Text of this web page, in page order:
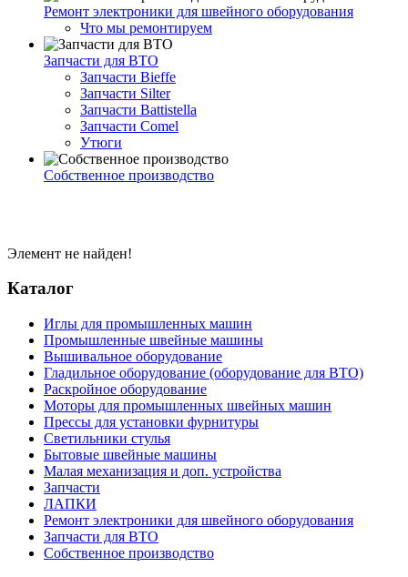
Ремонт электроники для швейного оборудования
Что мы ремонтируем
Запчасти для ВТО
Запчасти Bieffe
Запчасти Silter
Запчасти Battistella
Запчасти Comel
Утюги
Собственное производство
Элемент не найден!
Каталог
Иглы для промышленных машин
Промышленные швейные машины
Вышивальное оборудование
Гладильное оборудование (оборудование для ВТО)
Раскройное оборудование
Моторы для промышленных швейных машин
Прессы для установки фурнитуры
Светильники стулья
Бытовые швейные машины
Малая механизация и доп. устройства
Запчасти
ЛАПКИ
Ремонт электроники для швейного оборудования
Запчасти для ВТО
Собственное производство